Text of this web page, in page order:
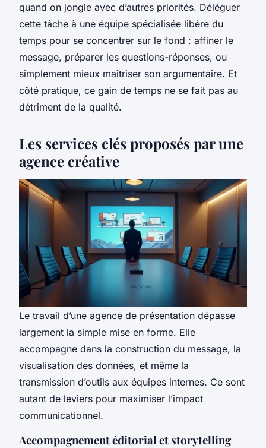
quand on jongle avec d’autres priorités. Déléguer
cette tâche à une équipe spécialisée libère du
temps pour se concentrer sur le fond : affiner le
message, préparer les questions-réponses, ou
simplement mieux maîtriser son argumentaire. Et
côté pratique, ce gain de temps ne se fait pas au
détriment de la qualité.
Les services clés proposés par une
agence créative
Le travail d’une agence de présentation dépasse
largement la simple mise en forme. Elle
accompagne dans la construction du message, la
visualisation des données, et même la
transmission d’outils aux équipes internes. Ce sont
autant de leviers pour maximiser l’impact
communicationnel.
Accompagnement éditorial et storytelling